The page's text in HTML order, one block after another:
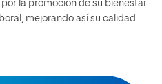
la promoción de su bienestar
mejorando así su calidad